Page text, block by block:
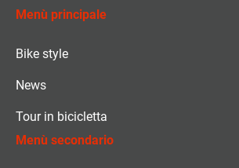
Menù principale
Bike style
News
Tour in bicicletta
Menù secondario